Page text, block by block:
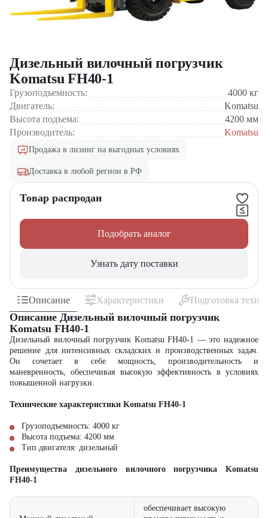
Дизельный вилочный погрузчик
Komatsu FH40-1
Грузоподъемность: 4000 кг
Двигатель:
Komatsu
Высота подъема:
4200 мм
Производитель:
Komatsu
Продажа в лизинг на выгодных условиях
Доставка в любой регион в РФ
Товар распродан
Подобрать аналог
Узнать дату поставки
Описание Характеристики Подготовка
Описание Дизельный вилочный погрузчик
Komatsu FH40-1
Дизельный вилочный погрузчик Komatsu FH40-1 — это надежное
решение для интенсивных складских и производственных задач.
Он сочетает в себе мощность, производительность и
маневренность, обеспечивая высокую эффективность в условиях
повышенной нагрузки.
Технические характеристики Komatsu FH40-1
Грузоподъемность: 4000 кг
Высота подъема: 4200 мм
Тип двигателя: дизельный
Преимущества дизельного вилочного погрузчика Komatsu
FH40-1
обеспечивает высокую